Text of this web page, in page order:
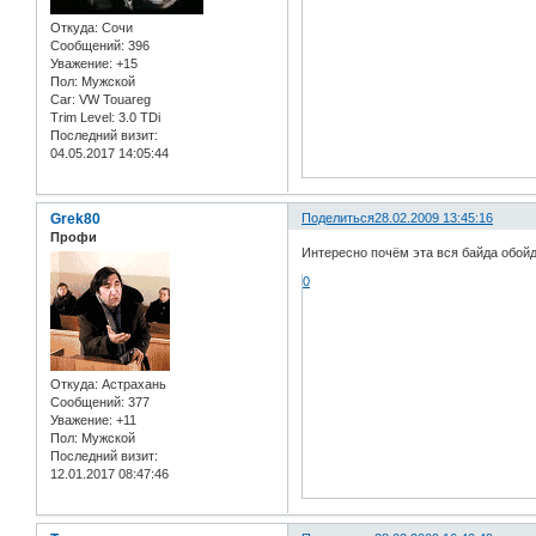
Откуда: Сочи
Сообщений: 396
Уважение: +15
Пол: Мужской
Car: VW Touareg
Trim Level: 3.0 TDi
Последний визит:
04.05.2017 14:05:44
Поделиться28.02.2009 13:45:16
Grek80
Профи
Откуда: Астрахань
Сообщений: 377
Уважение: +11
Пол: Мужской
Последний визит:
12.01.2017 08:47:46
Интересно почём эта вся байда
0